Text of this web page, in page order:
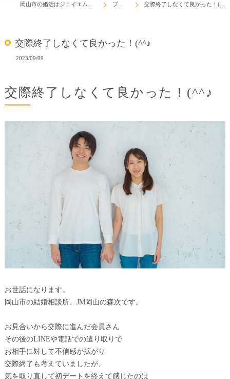
ブログ 交際終了しなくて良かった！(^^♪
交際終了しなくて良かった！(^^♪
2023/09/09
交際終了しなくて良かった！(^^♪
お世話になります。
岡山市の結婚相談所、JM岡山の森次です。
お見合いから交際に進んだ会員さん
その後のLINEや電話での遣り取りで
お相手に対して不信感が拡がり
交際終了も考えていましたが、
気を取り直して初デートを終えて感じたのは